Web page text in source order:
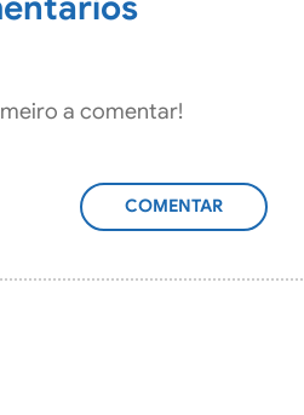
a comentar!
ADICIONAR